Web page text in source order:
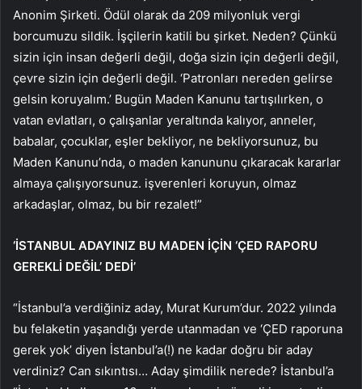
Anonim Şirketi. Ödül olarak da 209 milyonluk vergi
borcumuzu sildik. İşçilerin katili bu şirket. Neden? Çünkü
sizin için insan değerli değil, doğa sizin için değerli değil,
çevre sizin için değerli değil. ‘Patronları nereden gelirse
gelsin koruyalım.’ Bugün Maden Kanunu tartışılırken, o
vatan evlatları, o çalışanlar yeraltında kalıyor, anneler,
babalar, çocuklar, eşler bekliyor, ne bekliyorsunuz, bu
Maden Kanunu’nda, o maden kanununu çıkaracak kararlar
almaya çalışıyorsunuz. işverenleri koruyun, olmaz
arkadaşlar, olmaz, bu bir rezalet!”
‘İSTANBUL ADAYINIZ BU MADEN İÇİN ‘ÇED RAPORU
GEREKLİ DEĞİL’ DEDİ’
“İstanbul’a verdiğiniz aday, Murat Kurum’dur. 2022 yılında
bu felaketin yaşandığı yerde utanmadan ve ‘ÇED raporuna
gerek yok’ diyen İstanbul’a(!) ne kadar doğru bir aday
verdiniz? Can sıkıntısı… Aday şimdilik nerede? İstanbul’a